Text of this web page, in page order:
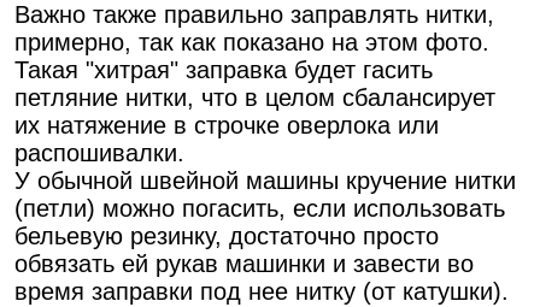
Важно также правильно заправлять нитки,
примерно, так как показано на этом фото.
Такая "хитрая" заправка будет гасить
петляние нитки, что в целом сбалансирует
их натяжение в строчке оверлока или
распошивалки.
У обычной швейной машины кручение нитки
(петли) можно погасить, если использовать
бельевую резинку, достаточно просто
обвязать ей рукав машинки и завести во
время заправки под нее нитку (от катушки).